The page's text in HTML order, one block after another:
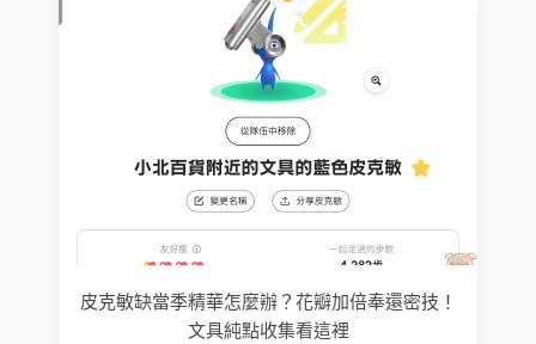
皮克敏缺當季精華怎麼辦？花瓣加倍奉還密技！
文具純點收集看這裡